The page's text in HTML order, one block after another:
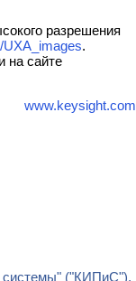
разрешения
.
на сайте
www.keysight.com
системы" ("КИПиС"),